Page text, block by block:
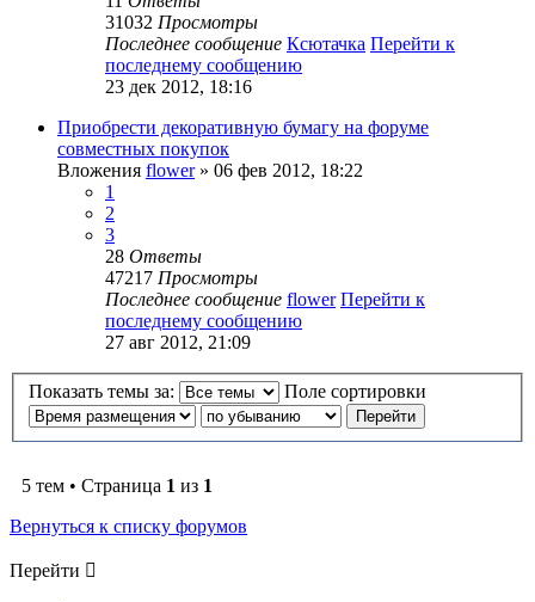
31032 Просмотры
Последнее сообщение Ксютачка Перейти к
последнему сообщению
23 дек 2012, 18:16
Приобрести декоративную бумагу на форуме
совместных покупок
Вложения flower» 06 фев 2012, 18:22
1
2
3
28 Ответы
47217 Просмотры
Последнее сообщение flower Перейти к
последнему сообщению
27 авг 2012, 21:09
Показать темы за: Поле сортировки
5 тем • Страница 1 из 1
Вернуться к списку форумов
Перейти